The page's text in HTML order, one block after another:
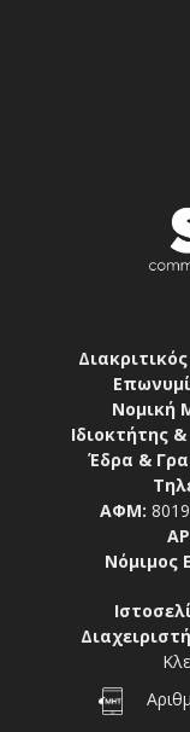
Νομική
Ιδιοκτήτης
Έδρα &
ΑΦΜ:
Νόμιμος